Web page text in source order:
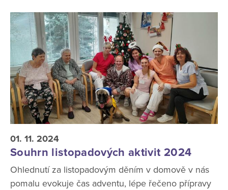
01. 11. 2024
Souhrn listopadových aktivit 2024
Ohlednutí za listopadovým děním v domově v nás
pomalu evokuje čas adventu, lépe řečeno přípravy